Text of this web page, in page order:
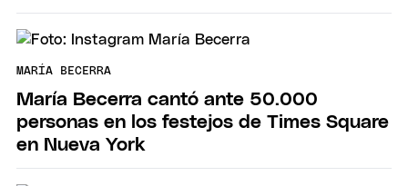
MARÍA BECERRA
María Becerra cantó ante 50.000
personas en los festejos de Times Square
en Nueva York